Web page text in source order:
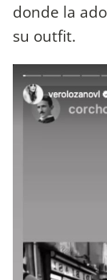
donde la
su outfit.